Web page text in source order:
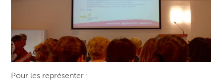
Pour les représenter :